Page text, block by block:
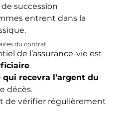
succession
entrent dans la
du contrat
de l’assurance-vieest
.
qui recevra l’argent du
décès.
de vérifier régulièrement